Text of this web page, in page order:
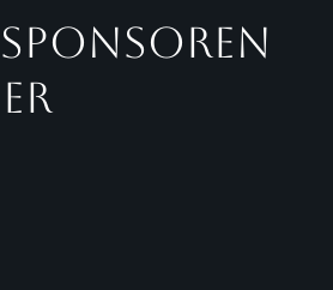
die Zukunft des